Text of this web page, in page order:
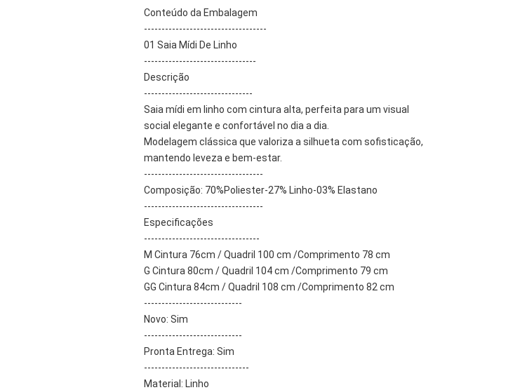
Conteúdo da Embalagem
-----------------------------------
01 Saia Mídi De Linho
--------------------------------
Descrição
-------------------------------
Saia mídi em linho com cintura alta, perfeita para um visual
social elegante e confortável no dia a dia.
Modelagem clássica que valoriza a silhueta com sofisticação,
mantendo leveza e bem-estar.
----------------------------------
Composição: 70%Poliester-27% Linho-03% Elastano
----------------------------------
Especificações
---------------------------------
M Cintura 76cm / Quadril 100 cm /Comprimento 78 cm
G Cintura 80cm / Quadril 104 cm /Comprimento 79 cm
GG Cintura 84cm / Quadril 108 cm /Comprimento 82 cm
----------------------------
Novo: Sim
----------------------------
Pronta Entrega: Sim
------------------------------
Material: Linho